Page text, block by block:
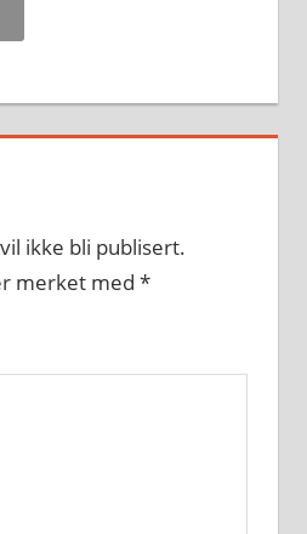
ikke bli publisert.
merket med *